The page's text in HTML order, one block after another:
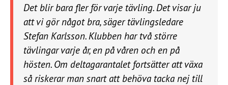
Det blir bara fler för varje tävling. Det visar ju
att vi gör något bra, säger tävlingsledare
Stefan Karlsson. Klubben har två större
tävlingar varje år, en på våren och en på
hösten. Om deltagarantalet fortsätter att växa
så riskerar man snart att behöva tacka nej till